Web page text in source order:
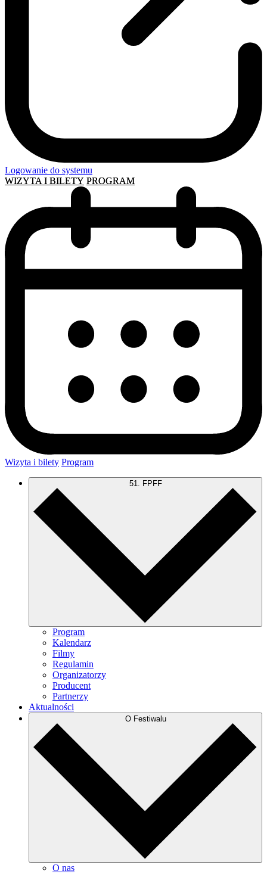
Logowanie do systemu
WIZYTA I BILETY PROGRAM
Wizyta i bilety Program
51. FPFF
Program
Kalendarz
Filmy
Regulamin
Organizatorzy
Producent
Partnerzy
Aktualności
O Festiwalu
O nas